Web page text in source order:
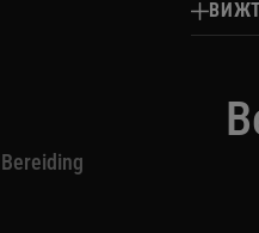
Bereiding